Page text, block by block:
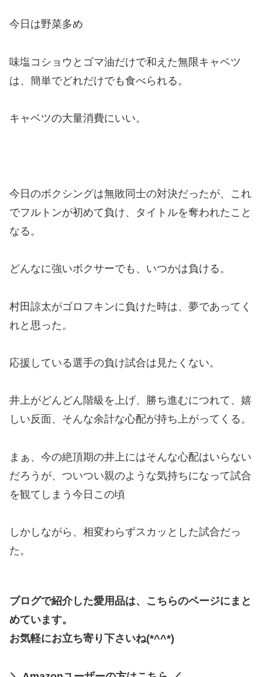
今日は野菜多め
味塩コショウとゴマ油だけで和えた無限キャベツ
は、簡単でどれだけでも食べられる。
キャベツの大量消費にいい。
今日のボクシングは無敗同士の対決だったが、これ
でフルトンが初めて負け、タイトルを奪われたこと
なる。
どんなに強いボクサーでも、いつかは負ける。
村田諒太がゴロフキンに負けた時は、夢であってく
れと思った。
応援している選手の負け試合は見たくない。
井上がどんどん階級を上げ、勝ち進むにつれて、嬉
しい反面、そんな余計な心配が持ち上がってくる。
まぁ、今の絶頂期の井上にはそんな心配はいらない
だろうが、ついつい親のような気持ちになって試合
を観てしまう今日この頃
しかしながら、相変わらずスカッとした試合だっ
た。
ブログで紹介した愛用品は、こちらのページにまと
めています。
お気軽にお立ち寄り下さいね(*^^*)